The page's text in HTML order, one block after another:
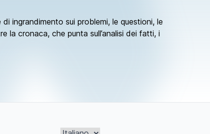
ingrandimento sui problemi, le questioni, le
cronaca, che punta sull’analisi dei fatti, i